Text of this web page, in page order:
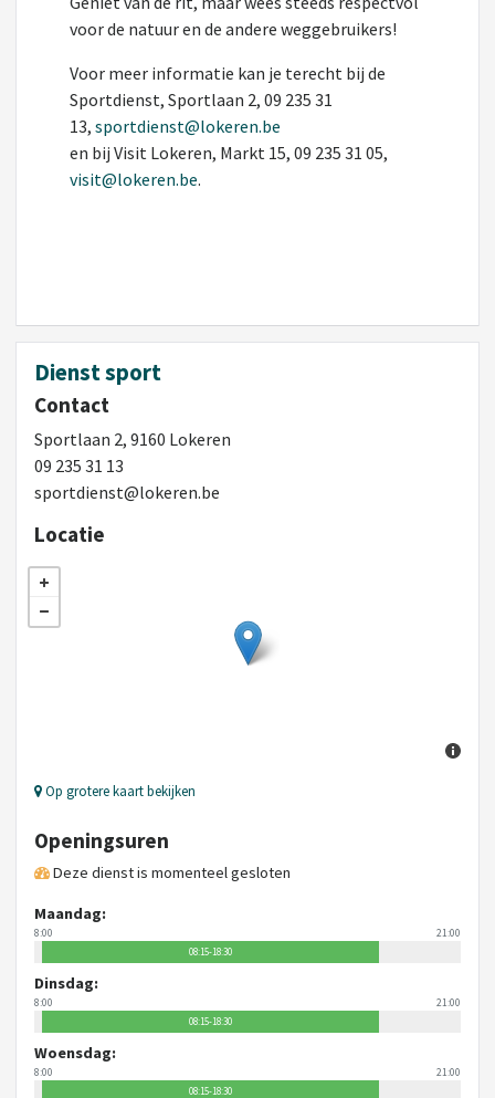
voor de natuur en de andere weggebruikers!
Voor meer informatie kan je terecht bij de
Sportdienst, Sportlaan 2, 09 235 31
13, sportdienst@lokeren.be
en bij Visit Lokeren, Markt 15, 09 235 31 05,
visit@lokeren.be.
Dienst sport
Contact
Sportlaan 2, 9160 Lokeren
09 235 31 13
sportdienst@lokeren.be
Locatie
Op grotere kaart bekijken
Openingsuren
Deze dienst is momenteel gesloten
Maandag:
8:00 21:00
08:15-18:30
Dinsdag:
8:00 21:00
08:15-18:30
Woensdag:
8:00 21:00
08:15-18:30